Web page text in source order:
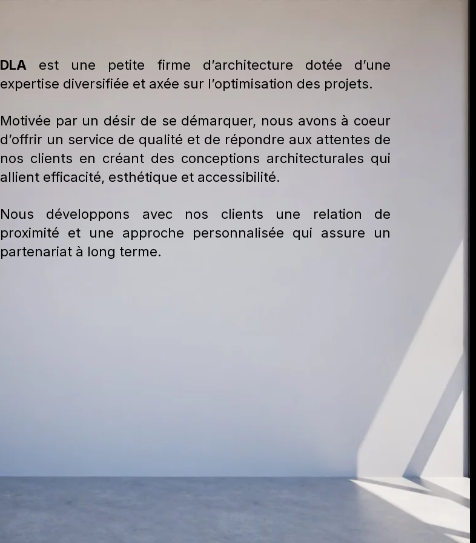
DLA est une petite firme d’architecture dotée d’une
expertise diversifiée et axée sur l’optimisation des projets.
Motivée par un désir de se démarquer, nous avons à coeur
d’offrir un service de qualité et de répondre aux attentes de
nos clients en créant des conceptions architecturales qui
allient efficacité, esthétique et accessibilité.
Nous développons avec nos clients une relation de
proximité et une approche personnalisée qui assure un
partenariat à long terme.